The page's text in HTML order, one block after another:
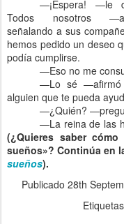
—¡Espera! —le
Todos nosotros
señalando a sus
hemos pedido un deseo
podía cumplirse.
—Eso no me
—Lo sé —afirmó
alguien que te pueda
—¿Quién?
—La reina de las
(¿Quieres saber
sueños»? Continúa en
sueños).
Publicado 28th